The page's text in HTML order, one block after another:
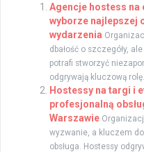
Agencje hostess na
wyborze najlepszej
wydarzenia
dbałość o szczegóły,
potrafi stworzyć
odgrywają kluczową
Hostessy na targi i
profesjonalną
Warszawie
wyzwanie, a kluczem
obsługa. Hostessy